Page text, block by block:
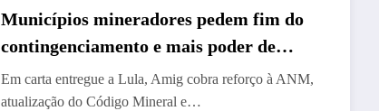
Municípios mineradores pedem fim do
contingenciamento e mais poder de
fiscalização
Em carta entregue a Lula, Amig cobra reforço à ANM,
atualização do Código Mineral e…